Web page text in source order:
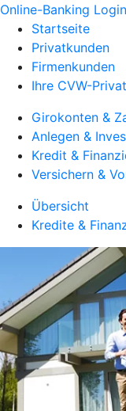
Online-Banking Login
Startseite
Privatkunden
Firmenkunden
Ihre CVW-
Girokonten &
Anlegen &
Kredit &
Versichern &
Übersicht
Kredite &